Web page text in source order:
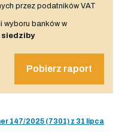
przez podatników VAT
wyboru banków w
siedziby
Pobierz raport
147/2025 (7301) z 31 lipca